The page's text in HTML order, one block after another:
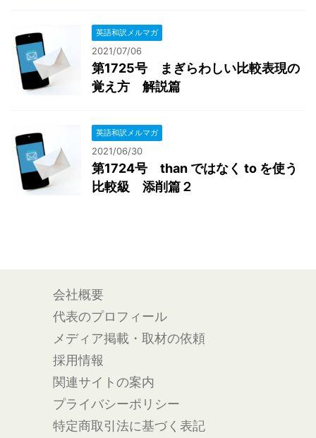
英語和訳メルマガ
2021/07/06
第1725号 まぎらわしい比較表現の
覚え方 解説篇
英語和訳メルマガ
2021/06/30
第1724号 than ではなく to を使う
比較級 添削篇２
会社概要
代表のプロフィール
メディア掲載・取材の依頼
採用情報
関連サイトの案内
プライバシーポリシー
特定商取引法に基づく表記